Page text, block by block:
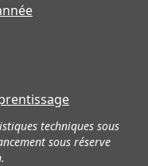
techniques sous
sous réserve